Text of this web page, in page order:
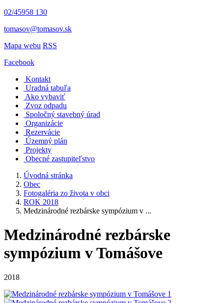
02/45958 130
tomasov@tomasov.sk
Mapa webu RSS
Facebook
Kontakt
Uradná tabuľa
Ako vybaviť
Zvoz odpadu
Spoločný stavebný úrad
Organizácie
Rezervácie
Územný plán
Projekty
Obecné zastupiteľstvo
Úvodná stránka
Obec
Fotogaléria zo života v obci
ROK 2018
Medzinárodné rezbárske sympózium v ...
Medzinárodné rezbárske
sympózium v Tomášove
2018